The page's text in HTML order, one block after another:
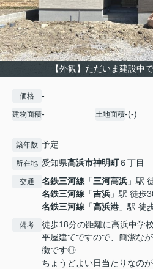
【外観】ただいま建設中
価格 -
建物面積- 土地面積-(-)
築年数 予定
所在地 愛知県高浜市神明町６丁目
交通 名鉄三河線 「三河高浜 」駅
名鉄三河線 「吉浜 」駅 徒歩
名鉄三河線 「高浜港 」駅 徒
備考
徒歩18分の距離に高浜中学
平屋建てですので、簡潔な
徴です◎
ちょうどよい日当たりなの